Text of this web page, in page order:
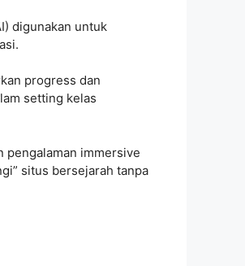
digunakan untuk
progress dan
setting kelas
pengalaman immersive
situs bersejarah tanpa